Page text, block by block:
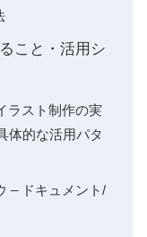
こと・活用シ
ラスト制作の実
体的な活用パタ
– ドキュメント/